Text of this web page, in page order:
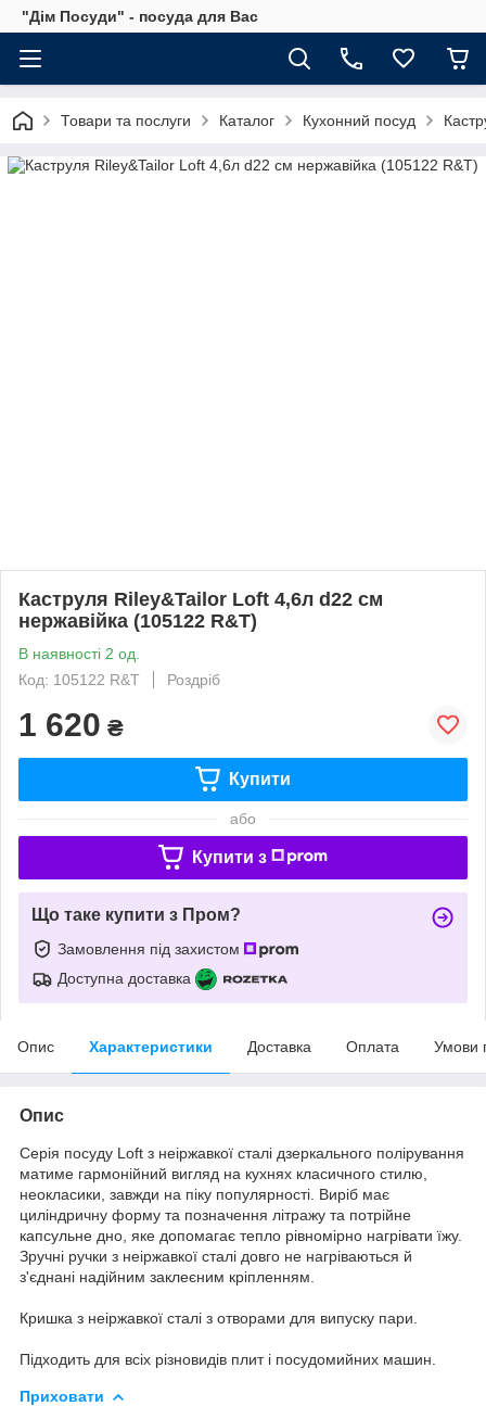
"Дім Посуди" - посуда для Вас
Товари та послуги Каталог Кухонний посуд
Каструля Riley&Tailor Loft 4,6л d22 см
нержавійка (105122 R&T)
В наявності 2 од.
Код: 105122 R&T
Роздріб
1 620 ₴
Купити
або
Купити з
Що таке купити з Пром?
Замовлення під захистом
Доступна доставка
Опис Характеристики Доставка Оплата Умови
Опис
Серія посуду Loft з неіржавкої сталі дзеркального полірування
матиме гармонійний вигляд на кухнях класичного стилю,
неокласики, завжди на піку популярності. Виріб має
циліндричну форму та позначення літражу та потрійне
капсульне дно, яке допомагає тепло рівномірно нагрівати їжу.
Зручні ручки з неіржавкої сталі довго не нагріваються й
з'єднані надійним заклеєним кріпленням.
Кришка з неіржавкої сталі з отворами для випуску пари.
Підходить для всіх різновидів плит і посудомийних машин.
Приховати